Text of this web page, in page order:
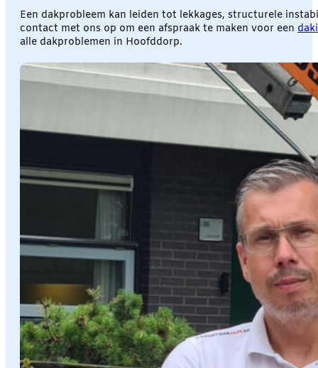
Een dakprobleem kan leiden tot lekkages, structurele
contact met ons op om een afspraak te maken voor een
alle dakproblemen in Hoofddorp.